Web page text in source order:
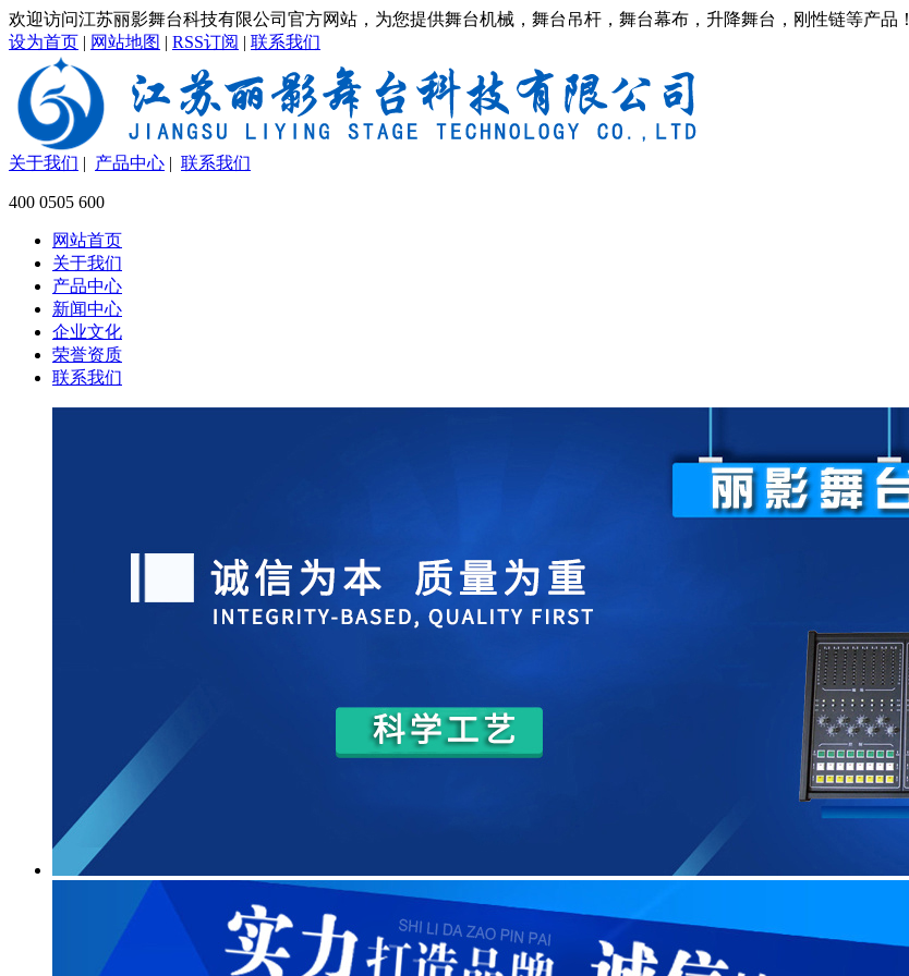
欢迎访问江苏丽影舞台科技有限公司官方网站，为您提供舞台机械，舞台吊杆，舞台幕布，升降舞台，刚性链等产品！
设为首页 | 网站地图 | RSS订阅 | 联系我们
关于我们 | 产品中心 | 联系我们
400 0505 600
网站首页
关于我们
产品中心
新闻中心
企业文化
荣誉资质
联系我们